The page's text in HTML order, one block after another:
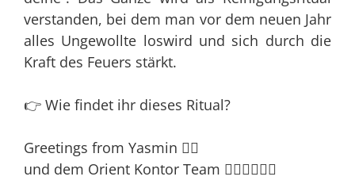
verstanden, bei dem man vor dem neuen Jahr
alles Ungewollte loswird und sich durch die
Kraft des Feuers stärkt.
👉 Wie findet ihr dieses Ritual?
Greetings from Yasmin 🙋‍♀️
und dem Orient Kontor Team 🙋‍♂️🙋‍♂️🙋‍♂️